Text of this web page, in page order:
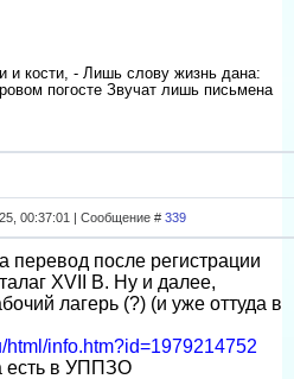
и кости, - Лишь слову жизнь дана:
погосте Звучат лишь письмена
00:37:01 | Сообщение # 339
перевод после регистрации
XVII B. Ну и далее,
лагерь (?) (и уже оттуда в
html/info.htm?id=1979214752
есть в УППЗО